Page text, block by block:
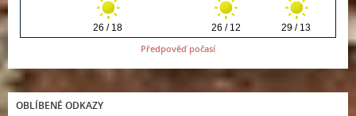
Předpověď počasí
OBLÍBENÉ ODKAZY